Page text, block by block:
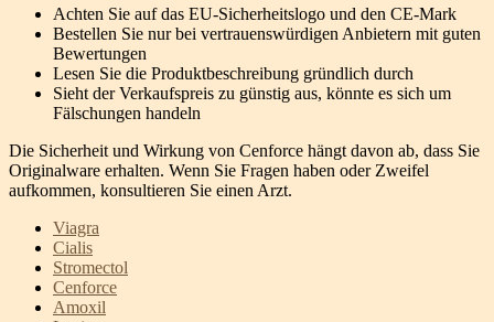
Achten Sie auf das EU-Sicherheitslogo und den CE-Mark
Bestellen Sie nur bei vertrauenswürdigen Anbietern mit guten
Bewertungen
Lesen Sie die Produktbeschreibung gründlich durch
Sieht der Verkaufspreis zu günstig aus, könnte es sich um
Fälschungen handeln
Die Sicherheit und Wirkung von Cenforce hängt davon ab, dass Sie
Originalware erhalten. Wenn Sie Fragen haben oder Zweifel
aufkommen, konsultieren Sie einen Arzt.
Viagra
Cialis
Stromectol
Cenforce
Amoxil